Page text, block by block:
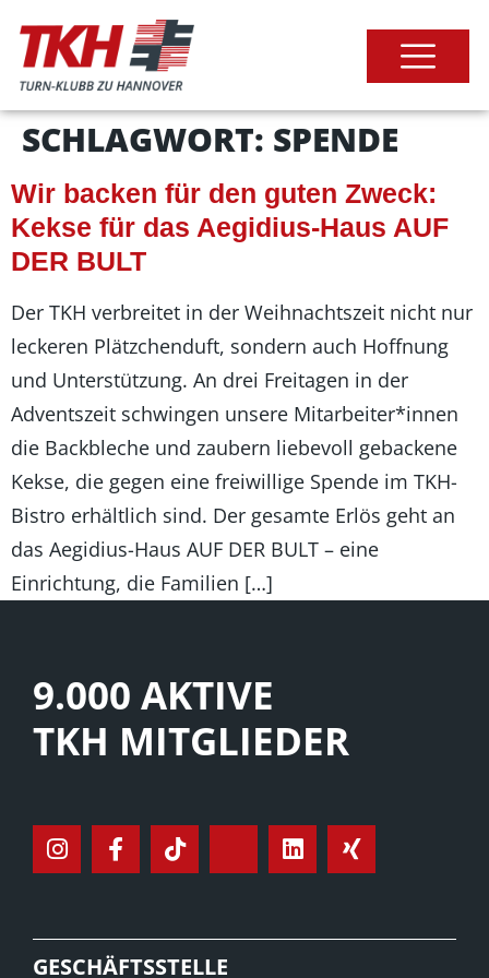
SCHLAGWORT: SPENDE
Wir backen für den guten Zweck:
Kekse für das Aegidius-Haus AUF
DER BULT
Der TKH verbreitet in der Weihnachtszeit nicht nur
leckeren Plätzchenduft, sondern auch Hoffnung
und Unterstützung. An drei Freitagen in der
Adventszeit schwingen unsere Mitarbeiter*innen
die Backbleche und zaubern liebevoll gebackene
Kekse, die gegen eine freiwillige Spende im TKH-
Bistro erhältlich sind. Der gesamte Erlös geht an
das Aegidius-Haus AUF DER BULT – eine
Einrichtung, die Familien […]
9.000 AKTIVE
TKH MITGLIEDER
GESCHÄFTSSTELLE